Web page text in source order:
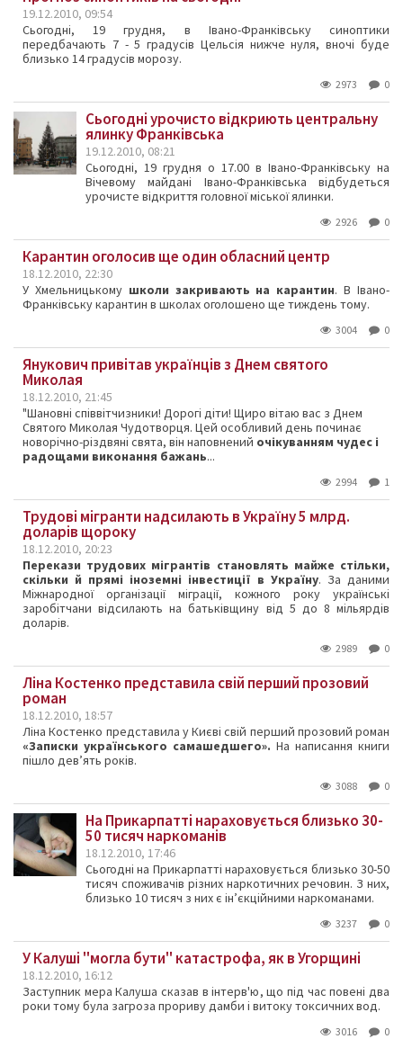
19.12.2010, 09:54
Сьогодні, 19 грудня, в Івано-Франківську синоптики
передбачають 7 - 5 градусів Цельсія нижче нуля, вночі буде
близько 14 градусів морозу.
2973 0
Сьогодні урочисто відкриють центральну
ялинку Франківська
19.12.2010, 08:21
Сьогодні, 19 грудня о 17.00 в Івано-Франківську на
Вічевому майдані Івано-Франківська відбудеться
урочисте відкриття головної міської ялинки.
2926 0
Карантин оголосив ще один обласний центр
18.12.2010, 22:30
У Хмельницькому школи закривають на карантин. В Івано-
Франківську карантин в школах оголошено ще тиждень тому.
3004 0
Янукович привітав українців з Днем святого
Миколая
18.12.2010, 21:45
"Шановні співвітчизники! Дорогі діти! Щиро вітаю вас з Днем
Святого Миколая Чудотворця. Цей особливий день починає
новорічно-різдвяні свята, він наповнений очікуванням чудес і
радощами виконання бажань...
2994 1
Трудові мігранти надсилають в Україну 5 млрд.
доларів щороку
18.12.2010, 20:23
Перекази трудових мігрантів становлять майже стільки,
скільки й прямі іноземні інвестиції в Україну. За даними
Міжнародної організації міграції, кожного року українські
заробітчани відсилають на батьківщину від 5 до 8 мільярдів
доларів.
2989 0
Ліна Костенко представила свій перший прозовий
роман
18.12.2010, 18:57
Ліна Костенко представила у Києві свій перший прозовий роман
«Записки українського самашедшего». На написання книги
пішло дев’ять років.
3088 0
На Прикарпатті нараховується близько 30-
50 тисяч наркоманів
18.12.2010, 17:46
Сьогодні на Прикарпатті нараховується близько 30-50
тисяч споживачів різних наркотичних речовин. З них,
близько 10 тисяч з них є ін’єкційними наркоманами.
3237 0
У Калуші ''могла бути'' катастрофа, як в Угорщині
18.12.2010, 16:12
Заступник мера Калуша сказав в інтерв'ю, що під час повені два
роки тому була загроза прориву дамби і витоку токсичних вод.
3016 0